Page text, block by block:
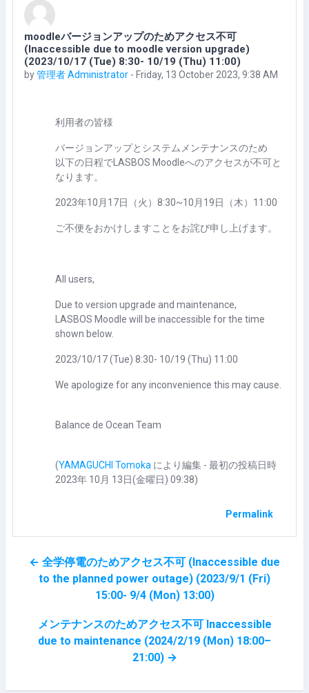
moodleバージョンアップのためアクセス不可
(Inaccessible due to moodle version upgrade)
(2023/10/17 (Tue) 8:30- 10/19 (Thu) 11:00)
by管理者 Administrator - Friday, 13 October 2023, 9:38 AM
Number of replies: 0
利用者の皆様
バージョンアップとシステムメンテナンスのため
以下の日程でLASBOS Moodleへのアクセスが不可と
なります。
2023年10月17日（火）8:30~10月19日（木）11:00
ご不便をおかけしますことをお詫び申し上げます。
All users,
Due to version upgrade and maintenance,
LASBOS Moodle will be inaccessible for the time
shown below.
2023/10/17 (Tue) 8:30- 10/19 (Thu) 11:00
We apologize for any inconvenience this may cause.
Balance de Ocean Team
(YAMAGUCHI Tomoka により編集 - 最初の投稿日時
2023年 10月 13日(金曜日) 09:38)
Permalink
← 全学停電のためアクセス不可 (Inaccessible due
to the planned power outage) (2023/9/1 (Fri)
15:00- 9/4 (Mon) 13:00)
メンテナンスのためアクセス不可 Inaccessible
due to maintenance (2024/2/19 (Mon) 18:00–
21:00) →